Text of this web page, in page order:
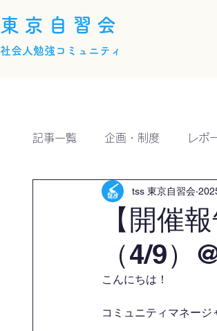
東京自習会
社会人勉強コミュニティ
記事一覧 企画・制度 レポ
【開催
（4/9
tss 東京自習会
こんにちは！
コミュニティマネー